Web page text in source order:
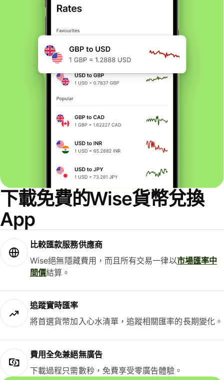
下載免費的Wise貨幣兌換
App
比較匯款服務供應商
Wise絕無隱藏費用，而且所有交易一律以市場匯率中
間價結算。
追蹤實時匯率
將首選貨幣加入心水清單，追蹤相關匯率的長期變化。
費用全免兼絕無廣告
下載過程只需數秒，免費享受零廣告體驗。